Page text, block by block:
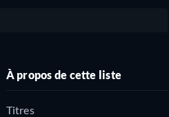
À propos de cette liste
Titres